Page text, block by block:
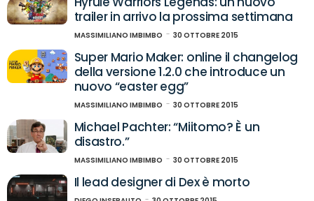
trailer in arrivo la prossima settimana
MASSIMILIANO IMBIMBO 30 OTTOBRE 2015
Super Mario Maker: online il changelog
della versione 1.2.0 che introduce un
nuovo “easter egg”
MASSIMILIANO IMBIMBO 30 OTTOBRE 2015
Michael Pachter: “Miitomo? È un
disastro.”
MASSIMILIANO IMBIMBO 30 OTTOBRE 2015
Il lead designer di Dex è morto